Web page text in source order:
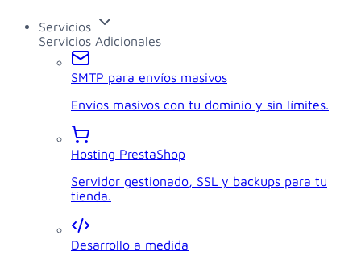
Servicios
Servicios Adicionales
SMTP para envíos masivos
Envíos masivos con tu dominio y sin límites.
Hosting PrestaShop
Servidor gestionado, SSL y backups para tu
tienda.
Desarrollo a medida